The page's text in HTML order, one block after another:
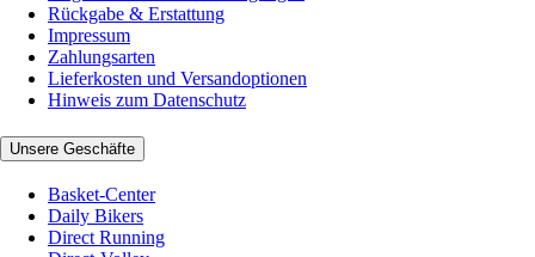
Rückgabe & Erstattung
Impressum
Zahlungsarten
Lieferkosten und Versandoptionen
Hinweis zum Datenschutz
Unsere Geschäfte
Basket-Center
Daily Bikers
Direct Running